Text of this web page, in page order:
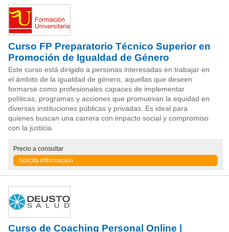
Curso FP Preparatorio Técnico Superior en
Promoción de Igualdad de Género
Este curso está dirigido a personas interesadas en trabajar en
el ámbito de la igualdad de género, aquellas que deseen
formarse como profesionales capaces de implementar
políticas, programas y acciones que promuevan la equidad en
diversas instituciones públicas y privadas. Es ideal para
quienes buscan una carrera con impacto social y compromiso
con la justicia.
Precio a consultar
Solicita información
Curso de Coaching Personal Online |